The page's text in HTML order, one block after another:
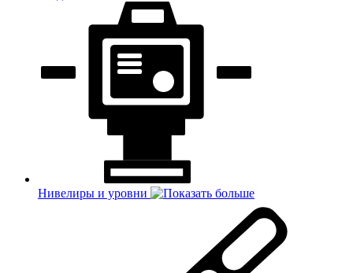
Нивелиры и уровни